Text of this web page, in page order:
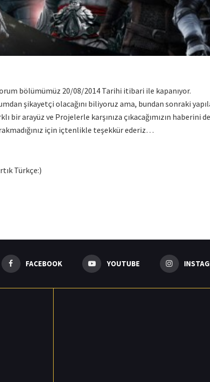
bölümümüz 20/08/2014 Tarihi itibari ile kapanıyor.
şikayetçi olacağını biliyoruz ama, bundan sonraki
bir arayüz ve Projelerle karşınıza çıkacağımızın haberini
için içtenlikle teşekkür ederiz…
Türkçe:)
FACEBOOK YOUTUBE